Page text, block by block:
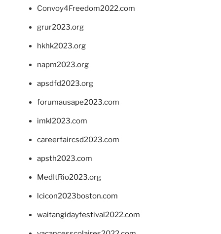
Convoy4Freedom2022.com
grur2023.org
hkhk2023.org
napm2023.org
apsdfd2023.org
forumausape2023.com
imkl2023.com
careerfaircsd2023.com
apsth2023.com
MedItRio2023.org
lcicon2023boston.com
waitangidayfestival2022.com